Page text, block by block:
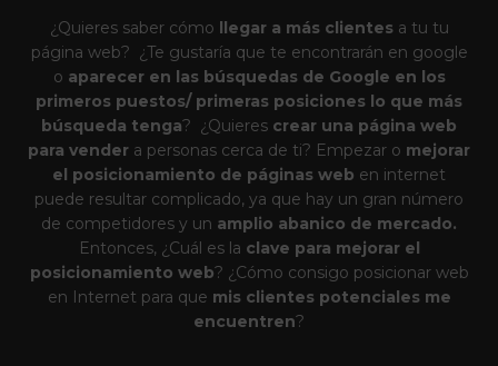
¿Quieres saber cómo llegar a más clientesa tu tu
página web? ¿Te gustaría que te encontrarán en google
o aparecer en las búsquedas de Google en los
primeros puestos/ primeras posiciones lo que más
búsqueda tenga? ¿Quieres crear una página web
para vender a personas cerca de ti? Empezar o mejorar
el posicionamiento de páginas web en internet
puede resultar complicado, ya que hay un gran número
de competidores y un amplio abanico de mercado.
Entonces, ¿Cuál es la clave para mejorar el
posicionamiento web? ¿Cómo consigo posicionar web
en Internet para que mis clientes potenciales me
encuentren?